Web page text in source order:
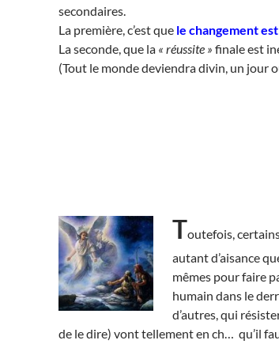
secondaires.
La première, c’est que le changement
La seconde, que la « réussite » finale est
(Tout le monde deviendra divin, un jour
Toutefois,
autant d’aisance
mêmes pour faire
humain dans le
d’autres, qui
de le dire) vont tellement en ch… qu’il